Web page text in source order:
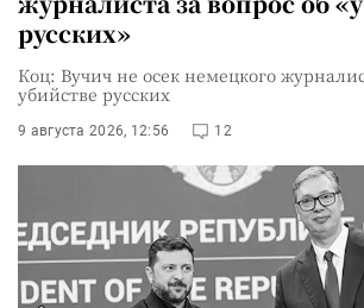
русских»
Коц: Вучич не осек немецкого
убийстве русских
9 августа 2026, 12:56 12